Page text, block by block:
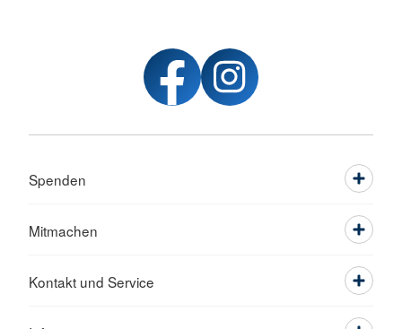
Spenden
Mitmachen
Kontakt und Service